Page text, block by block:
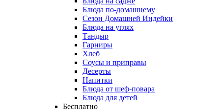
Блюда по-домашнему
Сезон Домашней Индейки
Блюда на углях
Тандыр
Гарниры
Хлеб
Соусы и приправы
Десерты
Напитки
Блюда от шеф-повара
Блюда для детей
Бесплатно